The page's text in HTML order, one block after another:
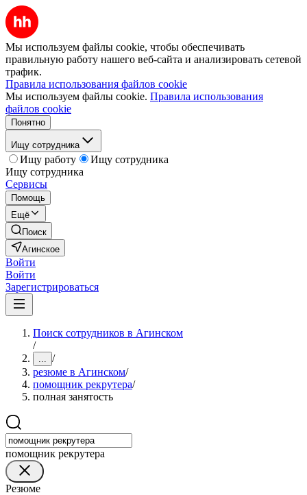
Мы используем файлы cookie, чтобы обеспечивать
правильную работу нашего веб-сайта и анализировать сетевой
трафик.
Правила использования файлов cookie
Мы используем файлы cookie. Правила использования
файлов cookie
Понятно
Ищу сотрудника
Ищу работу
Ищу сотрудника
Ищу сотрудника
Сервисы
Помощь
Ещё
Поиск
Агинское
Войти
Войти
Зарегистрироваться
Поиск сотрудников в Агинском
/
... /
резюме в Агинском/
помощник рекрутера/
полная занятость
помощник рекрутера
Резюме